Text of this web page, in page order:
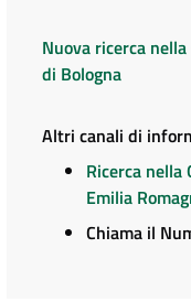
Nuova ricerca
di Bologna
Altri canali di
Ricerca nella
Emilia
Chiama il